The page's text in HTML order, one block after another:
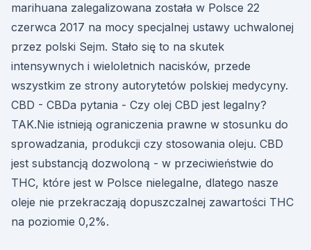
marihuana zalegalizowana została w Polsce 22
czerwca 2017 na mocy specjalnej ustawy uchwalonej
przez polski Sejm. Stało się to na skutek
intensywnych i wieloletnich nacisków, przede
wszystkim ze strony autorytetów polskiej medycyny.
CBD - CBDa pytania - Czy olej CBD jest legalny?
TAK.Nie istnieją ograniczenia prawne w stosunku do
sprowadzania, produkcji czy stosowania oleju. CBD
jest substancją dozwoloną - w przeciwieństwie do
THC, które jest w Polsce nielegalne, dlatego nasze
oleje nie przekraczają dopuszczalnej zawartości THC
na poziomie 0,2%.